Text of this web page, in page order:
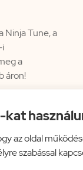
kat
az oldal
szabással
Tune, a
i
a
áron!